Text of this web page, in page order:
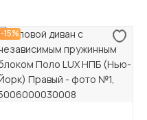
-15%